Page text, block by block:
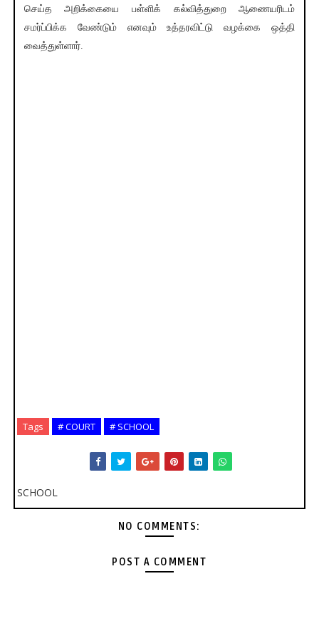
செய்த அறிக்கையை பள்ளிக் கல்வித்துறை ஆணையரிடம்
சமர்ப்பிக்க வேண்டும் எனவும் உத்தரவிட்டு வழக்கை ஒத்தி
வைத்துள்ளார்.
Tags # COURT # SCHOOL
SCHOOL
NO COMMENTS:
POST A COMMENT